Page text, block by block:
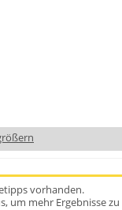
vorhanden.
um mehr Ergebnisse